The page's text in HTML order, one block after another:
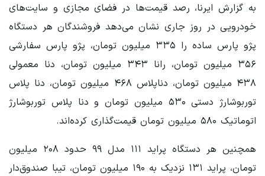
به گزارش ایرنا، رصد قیمت‌ها در فضای مجازی و سایت‌های
خودرویی در روز جاری نشان می‌دهد فروشندگان هر دستگاه
پژو پارس ساده را ۳۳۵ میلیون تومان، پژو پارس سفارشی
۳۵۶ میلیون تومان، رانا ۳۴۳ میلیون تومان، دنا معمولی
۴۳۸ میلیون تومان، دناپلاس ۴۶۸ میلیون تومان، دنا پلاس
توربوشارژ دستی ۵۳۰ میلیون تومان و دنا پلاس توربوشارژ
اتوماتیک ۵۸۰ میلیون تومان قیمت‌گذاری کرده‌اند.
همچنین هر دستگاه پراید ۱۱۱ مدل ۹۹ حدود ۲۰۸ میلیون
تومان، پراید ۱۳۱ نزدیک به ۱۹۰ میلیون تومان، تیبا صندوق‌دار